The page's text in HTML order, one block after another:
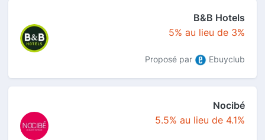
B&B Hotels
5% au lieu de 3%
Proposé par Ebuyclub
Nocibé
5.5% au lieu de 4.1%